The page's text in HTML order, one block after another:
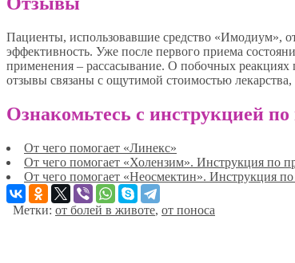
Пациенты, использовавшие средство «Имодиум»,
эффективность. Уже после первого приема
применения – рассасывание. О побочных реакциях
отзывы связаны с ощутимой стоимостью
Ознакомьтесь с инструкцией
От чего помогает «Линекс»
От чего помогает «Холензим». Инструкция по
От чего помогает «Неосмектин». Инструкция
Метки: от болей в животе, от поноса